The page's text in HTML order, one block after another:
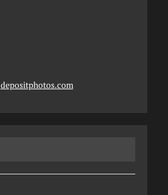
depositphotos.com